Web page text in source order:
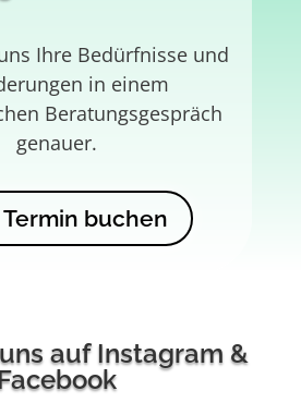
Ihre Bedürfnisse und
in einem
Beratungsgespräch
genauer.
buchen
auf Instagram &